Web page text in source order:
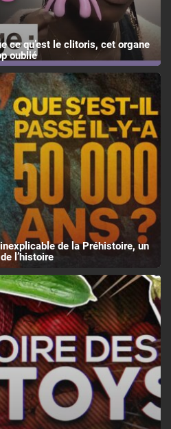
ce qu’est le clitoris, cet organe
oublié
de la Préhistoire, un
l’histoire